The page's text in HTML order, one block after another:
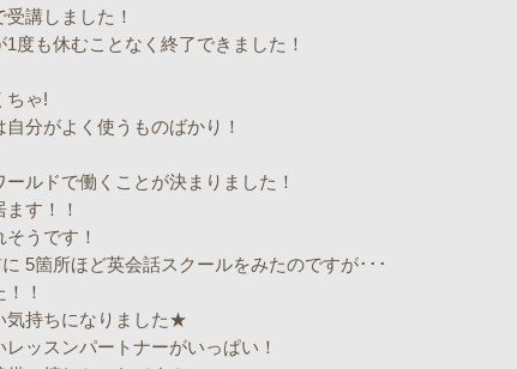
講しました！
度も休むことなく終了できました！
ちゃ!
分がよく使うものばかり！
ルドで働くことが決まりました！
す！！
うです！
5箇所ほど英会話スクールをみたのですが･･･
！
気持ちになりました★
ッスンパートナーがいっぱい！